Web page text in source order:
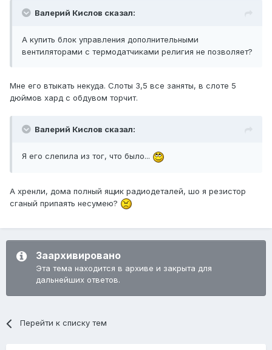
Валерий Кислов сказал:
А купить блок управления дополнительными
вентиляторами с термодатчиками религия не позволяет?
Мне его втыкать некуда. Слоты 3,5 все заняты, в слоте 5
дюймов хард с обдувом торчит.
Валерий Кислов сказал:
Я его слепила из тог, что было...
А хренли, дома полный ящик радиодеталей, шо я резистор
сганый припаять несумею?
Заархивировано
Эта тема находится в архиве и закрыта для
дальнейших ответов.
Перейти к списку тем